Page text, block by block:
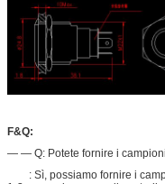
F&Q:
— — Q: Potete fornire i
: Sì, possiamo fornire i